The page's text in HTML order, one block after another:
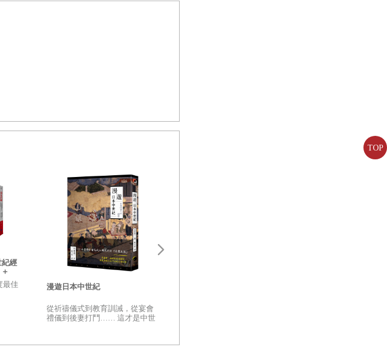
TOP
紀經
最佳
漫遊日本中世紀
從祈禱儀式到教育訓誡，從宴會
禮儀到後妻打鬥…… 這才是中世